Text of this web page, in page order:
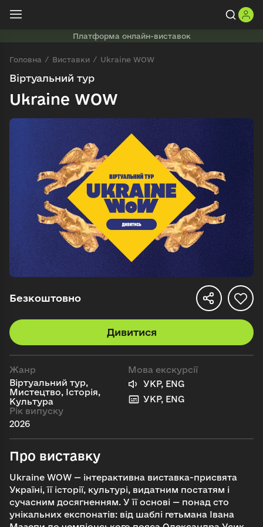
Платформа онлайн-виставок
Головна Виставки Ukraine WOW
Віртуальний тур
Ukraine WOW
Безкоштовно
Дивитися
Жанр
Віртуальний тур,
Мистецтво, Історія,
Культура
Мова екскурсії
УКР, ENG
УКР, ENG
Рік випуску
2026
Про виставку
Ukraine WOW — інтерактивна виставка-присвята
Україні, її історії, культурі, видатним постатям і
сучасним досягненням. У її основі — понад сто
унікальних експонатів: від шаблі гетьмана Івана